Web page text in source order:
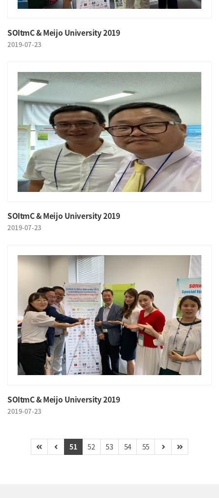
SOItmC & Meijo University 2019
2019-07-23
SOItmC & Meijo University 2019
2019-07-23
SOItmC & Meijo University 2019
2019-07-23
51 52 53 54 55